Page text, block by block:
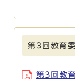
第3回教育
第3回教